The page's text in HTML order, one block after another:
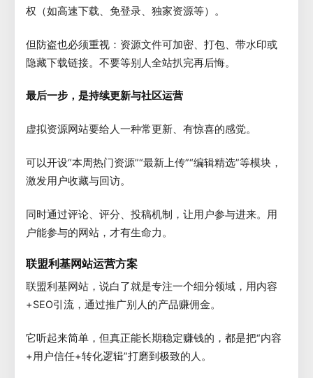
权（如高速下载、免登录、独家资源等）。
但防盗也必须重视：资源文件可加密、打包、带水印或
隐藏下载链接。不要等别人全站扒完再后悔。
最后一步，是持续更新与社区运营
虚拟资源网站要给人一种常更新、有惊喜的感觉。
可以开设“本周热门资源”“最新上传”“编辑精选”等模块，
激发用户收藏与回访。
同时通过评论、评分、投稿机制，让用户参与进来。用
户能参与的网站，才有生命力。
联盟利基网站运营方案
联盟利基网站，说白了就是专注一个细分领域，用内容
+SEO引流，通过推广别人的产品赚佣金。
它听起来简单，但真正能长期稳定赚钱的，都是把“内容
+用户信任+转化逻辑”打磨到极致的人。